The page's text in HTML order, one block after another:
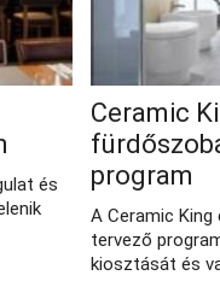
és
Ceramic
program
A Ceramic
tervező
kiosztását és